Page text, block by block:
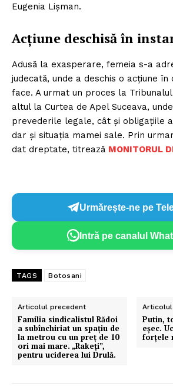
Eugenia Lișman.
Acţiune deschisă în
Adusă la exasperare, femeia s-a
judecată, unde a deschis o acțiune în
face. A urmat un proces la
altul la Curtea de Apel Suceava,
prevederile legale, cât și obligațiile
dar și situația mamei sale. Prin
dat dreptate, titrează MONITORUL
Urmărește-ne pe
Intră pe canalul
TAGS Botosani
Articolul precedent
Familia sindicalistul Rădoi
a subînchiriat un spațiu de
la metrou cu un preț de 10
ori mai mare. „Rakeți”,
pentru uciderea lui Drulă.
Putin,
eşec.
forţele